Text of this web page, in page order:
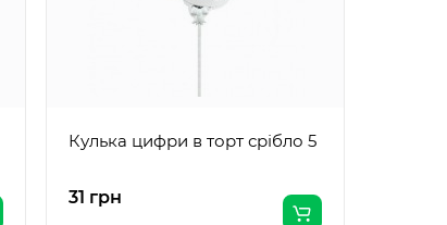
Кулька цифри в торт срібло 5
31 грн